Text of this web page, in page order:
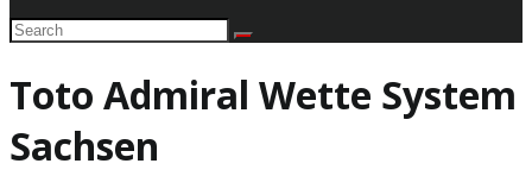
Toto Admiral Wette System
Sachsen